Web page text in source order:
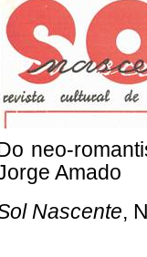
neo-
Amado
Nascente,